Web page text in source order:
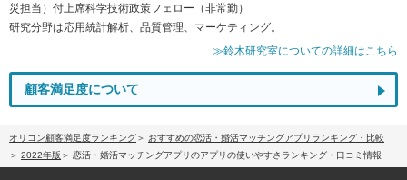
災担当）付上席科学技術政策フェロー（非常勤）
研究分野は応用統計解析、品質管理、マーケティング。
≫鈴木研究室についての詳細はこちら
顧客満足度について
オリコン顧客満足度ランキング
おすすめの恋活・婚活マッチングアプリランキング・比較
2022年版
恋活・婚活マッチングアプリのアプリの使いやすさランキング・口コミ情報